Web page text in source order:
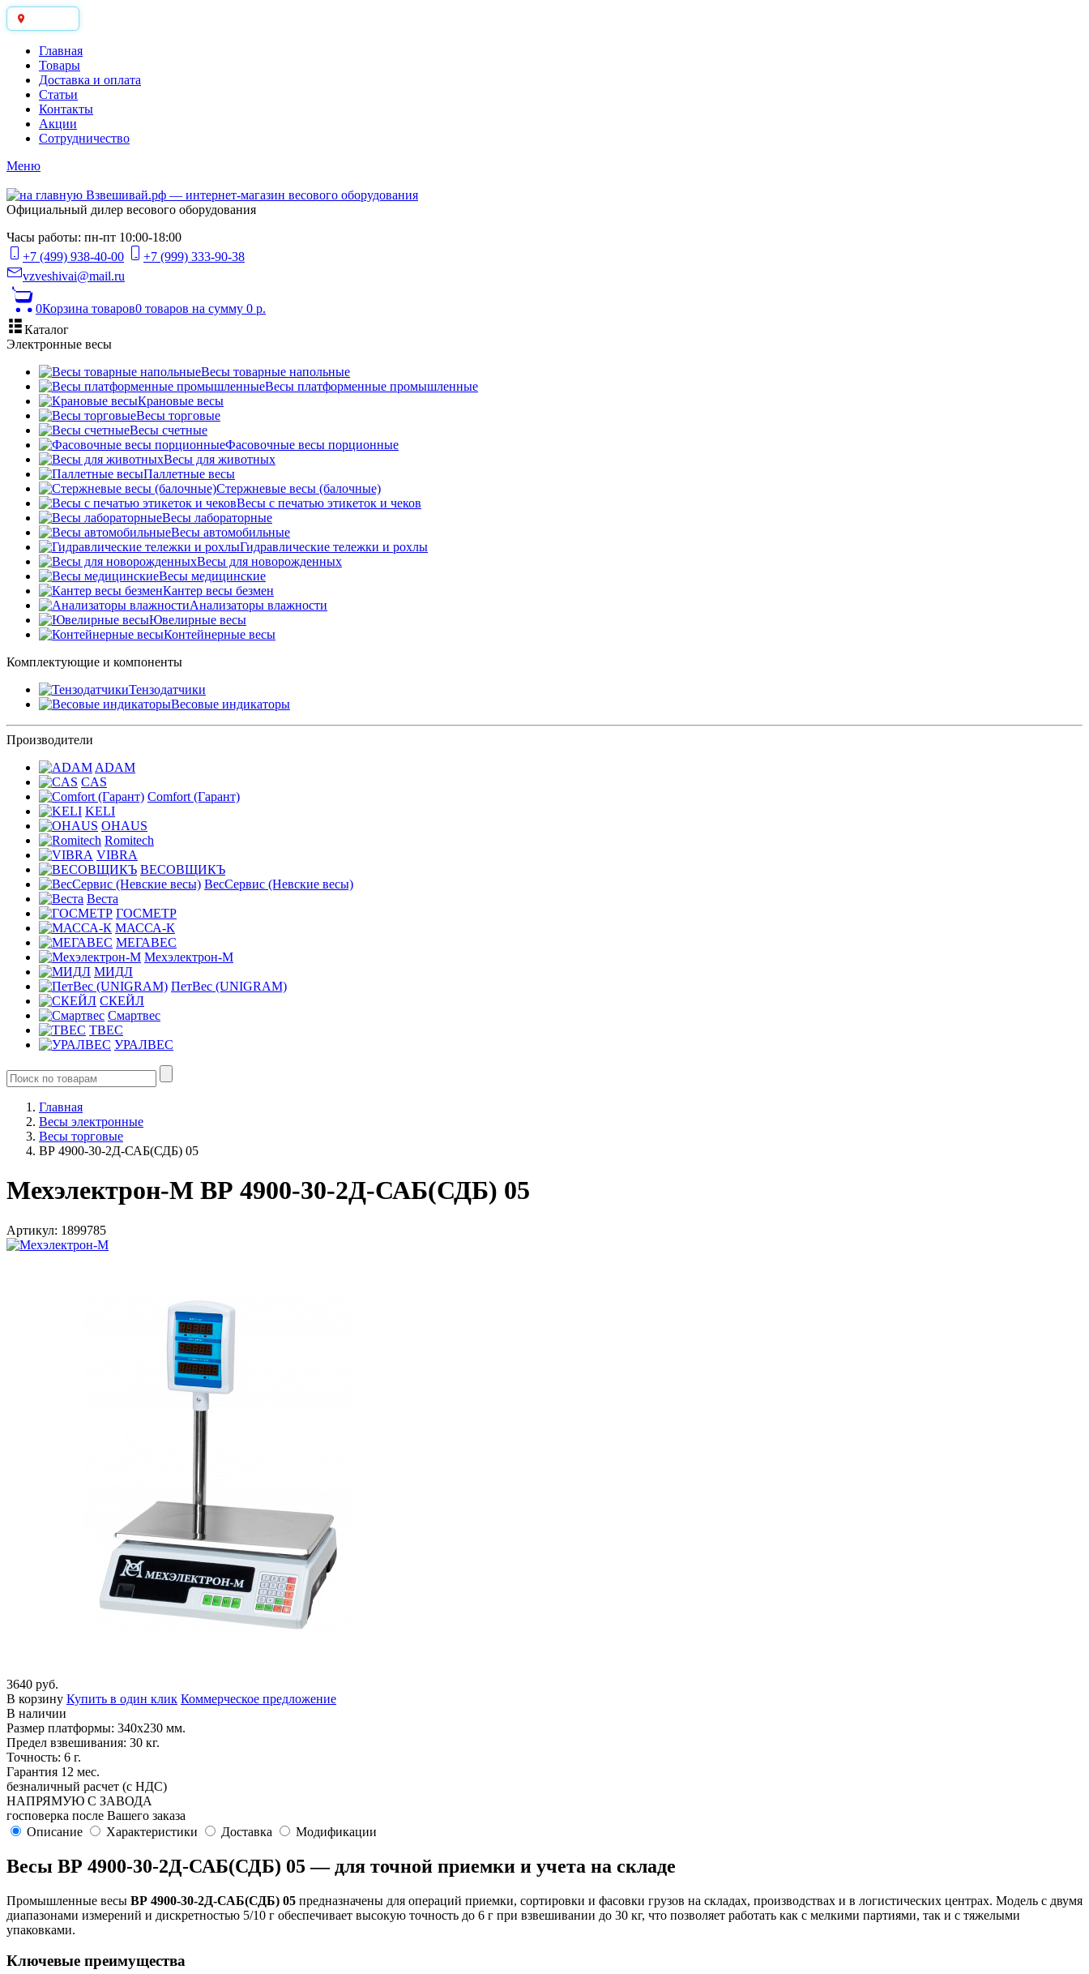
Главная
Товары
Доставка и оплата
Статьи
Контакты
Акции
Сотрудничество
Меню
Официальный дилер весового оборудования
Часы работы: пн-пт 10:00-18:00
+7 (499) 938-40-00
+7 (999) 333-90-38
vzveshivai@mail.ru
0Корзина товаров0 товаров на сумму 0 р.
Каталог
Электронные весы
Весы товарные напольные
Весы платформенные промышленные
Крановые весы
Весы торговые
Весы счетные
Фасовочные весы порционные
Весы для животных
Паллетные весы
Стержневые весы (балочные)
Весы c печатью этикеток и чеков
Весы лабораторные
Весы автомобильные
Гидравлические тележки и рохлы
Весы для новорожденных
Весы медицинские
Кантер весы безмен
Анализаторы влажности
Ювелирные весы
Контейнерные весы
Комплектующие и компоненты
Тензодатчики
Весовые индикаторы
Производители
ADAM
CAS
Comfort (Гарант)
KELI
OHAUS
Romitech
VIBRA
ВЕСОВЩИКЪ
ВесСервис (Невские весы)
Веста
ГОСМЕТР
МАССА-К
МЕГАВЕС
Мехэлектрон-М
МИДЛ
ПетВес (UNIGRAM)
СКЕЙЛ
Смартвес
ТВЕС
УРАЛВЕС
Главная
Весы электронные
Весы торговые
ВР 4900-30-2Д-САБ(СДБ) 05
Мехэлектрон-М ВР 4900-30-2Д-САБ(СДБ) 05
Артикул: 1899785
3640 руб.
В корзину Купить в один клик Коммерческое предложение
В наличии
Размер платформы: 340х230 мм.
Предел взвешивания: 30 кг.
Точность: 6 г.
Гарантия 12 мес.
безналичный расчет (с НДС)
НАПРЯМУЮ С ЗАВОДА
госповерка после Вашего заказа
Описание
Характеристики Доставка Модификации
Весы ВР 4900-30-2Д-САБ(СДБ) 05 — для точной приемки и учета на складе
Промышленные весы ВР 4900-30-2Д-САБ(СДБ) 05 предназначены для операций приемки, сортировки и фасовки грузов на складах, производствах и в логистических центрах. Модель с двумя
диапазонами измерений и дискретностью 5/10 г обеспечивает высокую точность до 6 г при взвешивании до 30 кг, что позволяет работать как с мелкими партиями, так и с тяжелыми
упаковками.
Ключевые преимущества